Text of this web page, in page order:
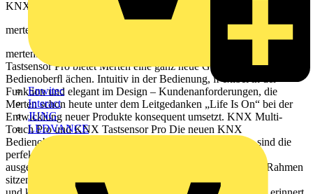
Enwitec
Interact
JUNG
LEDVANCE
KNX Tastsensor Pro merten.de
merten.de 2
merten.de 3 Mit dem KNX Multi-Touch Pro und dem KNX
Tastsensor Pro bietet Merten eine ganz neue Generation von KNX
Bedienoberﬂ ächen. Intuitiv in der Bedienung, ﬂ exibel in der
Funktion und elegant im Design – Kundenanforderungen, die
Merten schon heute unter dem Leitgedanken „Life Is On“ bei der
Entwicklung neuer Produkte konsequent umsetzt. KNX Multi-
Touch Pro und KNX Tastsensor Pro Die neuen KNX
Bedienoberﬂ ächen Multi-Touch Pro und Tastsensor Pro sind die
perfekte Ergänzung einer modernen KNX Installation. Ein
ausgereiftes Design, mit Einsätzen, die besonders ﬂ ach im Rahmen
sitzen, eine neue Bedienphilosophie, die an das intuitive